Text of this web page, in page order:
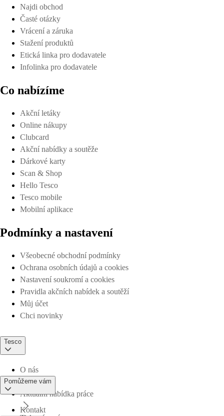
Najdi obchod
Časté otázky
Vrácení a záruka
Stažení produktů
Etická linka pro dodavatele
Infolinka pro dodavatele
Co nabízíme
Akční letáky
Online nákupy
Clubcard
Akční nabídky a soutěže
Dárkové karty
Scan & Shop
Hello Tesco
Tesco mobile
Mobilní aplikace
Podmínky a nastavení
Všeobecné obchodní podmínky
Ochrana osobních údajů a cookies
Nastavení soukromí a cookies
Pravidla akčních nabídek a soutěží
Můj účet
Chci novinky
Tesco
O nás
Aktuální nabídka práce
Pomůžeme vám
Kontakt